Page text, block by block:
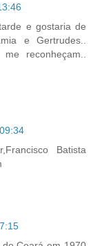
e gostaria de
e Gertrudes..
reconheçam..
Batista